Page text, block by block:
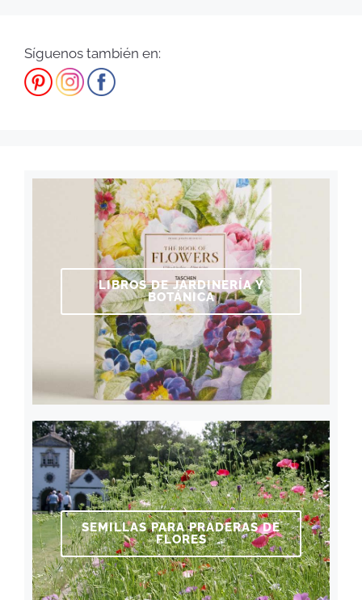
Síguenos también en:
LIBROS DE JARDINERÍA Y
BOTÁNICA
SEMILLAS PARA PRADERAS DE
FLORES